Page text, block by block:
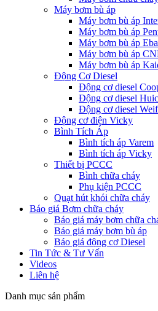
Máy bơm bù áp
Máy bơm bù áp
Máy bơm bù áp
Máy bơm bù áp
Máy bơm bù áp
Máy bơm bù áp
Động Cơ Diesel
Động cơ diesel
Động cơ diesel
Động cơ diesel
Động cơ điện Vicky
Bình Tích Áp
Bình tích áp Varem
Bình tích áp Vicky
Thiết bị PCCC
Bình chữa cháy
Phụ kiện PCCC
Quạt hút khói chữa cháy
Báo giá Bơm chữa cháy
Báo giá máy bơm chữa
Báo giá máy bơm bù áp
Báo giá động cơ Diesel
Tin Tức & Tư Vấn
Videos
Liên hệ
Danh mục sản phẩm